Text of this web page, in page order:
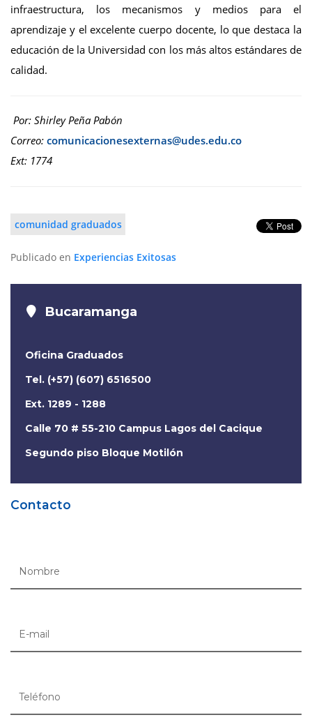
infraestructura, los mecanismos y medios para el
aprendizaje y el excelente cuerpo docente, lo que destaca la
educación de la Universidad con los más altos estándares de
calidad.
Por: Shirley Peña Pabón
Correo:
Ext: 1774
comunidad graduados
Publicado en Experiencias Exitosas
Bucaramanga
Oficina Graduados
Tel. (+57) (607) 6516500
Ext. 1289 - 1288
Calle 70 # 55-210 Campus Lagos del Cacique
Segundo piso Bloque Motilón
Contacto